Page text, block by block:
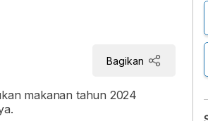
Bagikan
makanan tahun 2024